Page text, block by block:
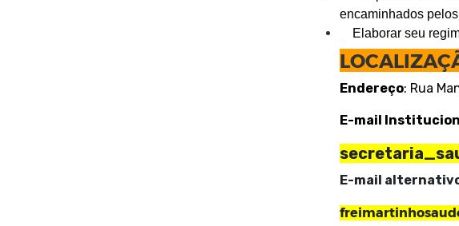
encaminhados
Elaborar seu
Endereço: Rua
E-mail
E-mail